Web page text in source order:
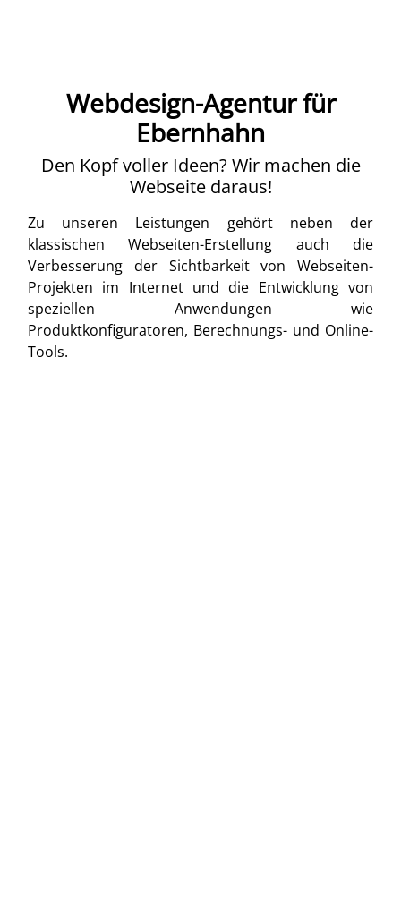
Webdesign-Agentur für
Ebernhahn
Den Kopf voller Ideen? Wir machen die
Webseite daraus!
Zu unseren Leistungen gehört neben der
klassischen Webseiten-Erstellung auch die
Verbesserung der Sichtbarkeit von Webseiten-
Projekten im Internet und die Entwicklung von
speziellen Anwendungen wie
Produktkonfiguratoren, Berechnungs- und Online-
Tools.